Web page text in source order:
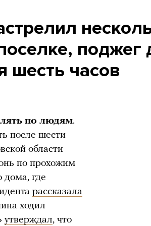
поджег
шесть часов
по людям.
после шести
области
по прохожим
дома, где
рассказала
ходил
утверждал, что